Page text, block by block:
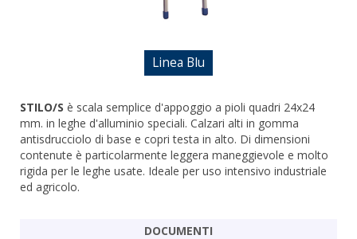
ACCESSORI, RICAMBI E COMPONENTI
Linea Blu
STILO/S è scala semplice d'appoggio a pioli quadri 24x24
mm. in leghe d'alluminio speciali. Calzari alti in gomma
antisdrucciolo di base e copri testa in alto. Di dimensioni
contenute è particolarmente leggera maneggievole e molto
rigida per le leghe usate. Ideale per uso intensivo industriale
ed agricolo.
DOCUMENTI